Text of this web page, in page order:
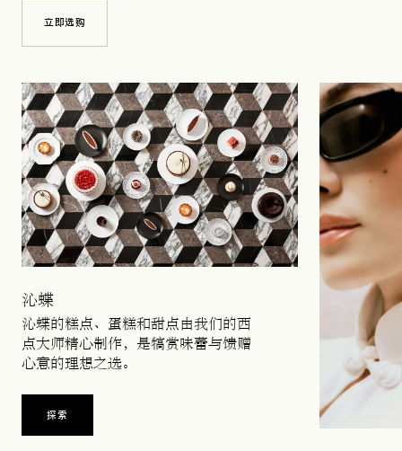
立即选购
沁蝶
沁蝶的糕点、蛋糕和甜点由我们的西
点大师精心制作，是犒赏味蕾与馈赠
心意的理想之选。
探索